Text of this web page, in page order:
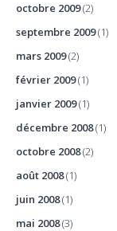
octobre 2009(2)
septembre 2009(1)
mars 2009(2)
février 2009(1)
janvier 2009(1)
décembre 2008(1)
octobre 2008(2)
août 2008(1)
juin 2008(1)
mai 2008(3)